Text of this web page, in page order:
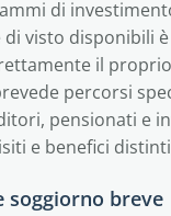
di
di visto disponibili
il
percorsi
pensionati e
e benefici
soggiorno breve